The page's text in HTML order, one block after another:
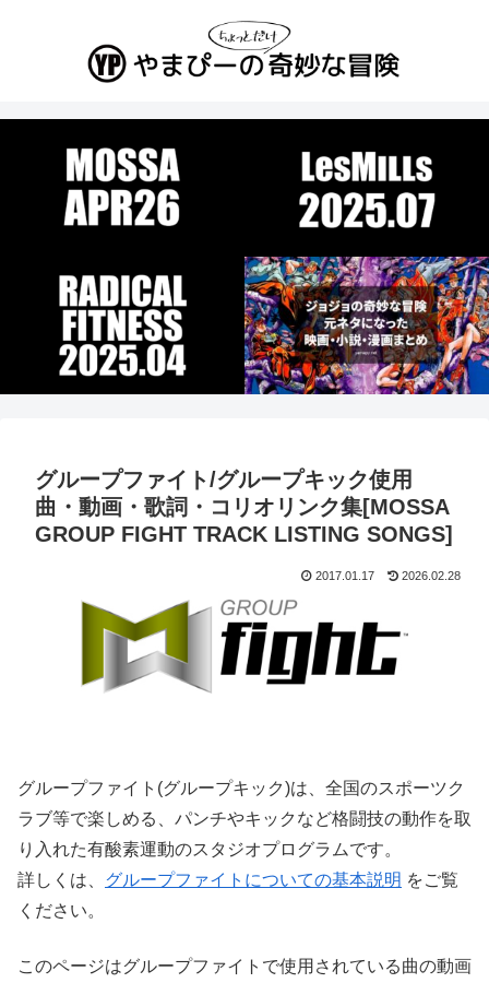
グループファイト/グループキック使用
曲・動画・歌詞・コリオリンク集[MOSSA
GROUP FIGHT TRACK LISTING SONGS]
2017.01.17 2026.02.28
グループファイト(グループキック)は、全国のスポーツク
ラブ等で楽しめる、パンチやキックなど格闘技の動作を取
り入れた有酸素運動のスタジオプログラムです。
詳しくは、 グループファイトについての基本説明 をご覧
ください。
このページはグループファイトで使用されている曲の動画